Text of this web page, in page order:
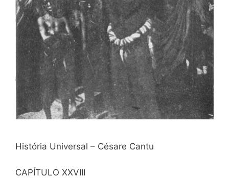
História Universal – Césare Cantu
CAPÍTULO XXVIII